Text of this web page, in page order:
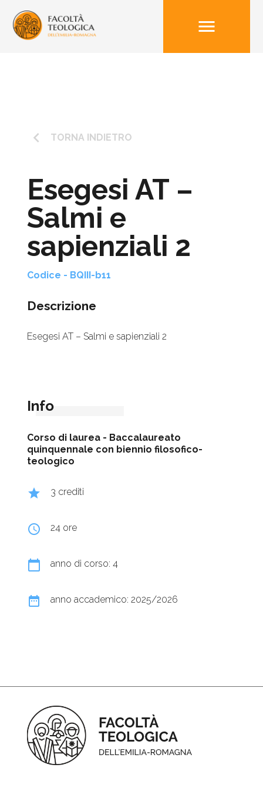
menu
keyboard_arrow_left TORNA INDIETRO
Esegesi AT –
Salmi e
sapienziali 2
Codice - BQIII-b11
Descrizione
Esegesi AT – Salmi e sapienziali 2
Info
Corso di laurea - Baccalaureato
quinquennale con biennio filosofico-
teologico
grade 3 crediti
query_builder 24 ore
calendar_today anno di corso: 4
date_range anno accademico: 2025/2026